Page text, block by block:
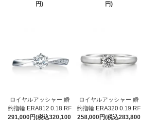
円)
円)
ロイヤルアッシャー 婚
約指輪 ERA812 0.18 RF
291,000円(税込320,100
ロイヤルアッシャー 婚
約指輪 ERA320 0.19 RF
258,000円(税込283,800